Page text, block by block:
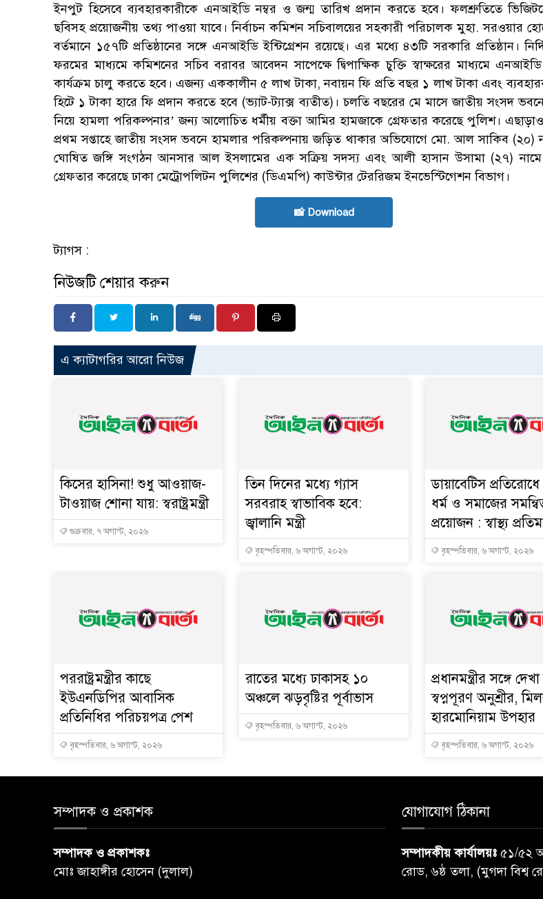
ইনপুট হিসেবে ব্যবহারকারীকে এনআইডি নম্বর ও জন্ম তারিখ প্রদান করতে হবে। ফলশ্রুতিতে
ছবিসহ প্রয়োজনীয় তথ্য পাওয়া যাবে। নির্বাচন কমিশন সচিবালয়ের সহকারী পরিচালক মুহা. সরওয়ার
বর্তমানে ১৫৭টি প্রতিষ্ঠানের সঙ্গে এনআইডি ইন্টিগ্রেশন রয়েছে। এর মধ্যে ৪৩টি সরকারি প্রতিষ্ঠান।
ফরমের মাধ্যমে কমিশনের সচিব বরাবর আবেদন সাপেক্ষে দ্বিপাক্ষিক চুক্তি স্বাক্ষরের মাধ্যমে এনআইডি
কার্যক্রম চালু করতে হবে। এজন্য এককালীন ৫ লাখ টাকা, নবায়ন ফি প্রতি বছর ১ লাখ টাকা এবং
হিটে ১ টাকা হারে ফি প্রদান করতে হবে (ভ্যাট-ট্যাক্স ব্যতীত)। চলতি বছরের মে মাসে জাতীয় সংসদ
নিয়ে হামলা পরিকল্পনার’ জন্য আলোচিত ধর্মীয় বক্তা আমির হামজাকে গ্রেফতার করেছে পুলিশ।
প্রথম সপ্তাহে জাতীয় সংসদ ভবনে হামলার পরিকল্পনায় জড়িত থাকার অভিযোগে মো. আল সাকিব (২০)
ঘোষিত জঙ্গি সংগঠন আনসার আল ইসলামের এক সক্রিয় সদস্য এবং আলী হাসান উসামা (২৭)
গ্রেফতার করেছে ঢাকা মেট্রোপলিটন পুলিশের (ডিএমপি) কাউন্টার টেররিজম ইনভেস্টিগেশন বিভাগ।
📸 Download
ট্যাগস :
নিউজটি শেয়ার করুন
এ ক্যাটাগরির আরো নিউজ
কিসের হাসিনা! শুধু আওয়াজ-
টাওয়াজ শোনা যায়: স্বরাষ্ট্রমন্ত্রী
শুক্রবার, ৭ অগাস্ট, ২০২৬
তিন দিনের মধ্যে গ্যাস
সরবরাহ স্বাভাবিক হবে:
জ্বালানি মন্ত্রী
বৃহস্পতিবার, ৬ অগাস্ট, ২০২৬
ডায়াবেটিস প্রতিরোধে
ধর্ম ও সমাজের
প্রয়োজন : স্বাস্থ্য
বৃহস্পতিবার, ৬ অগাস্ট, ২০২৬
পররাষ্ট্রমন্ত্রীর কা‌ছে
ইউএনডিপির আবাসিক
প্রতিনিধির পরিচয়পত্র পেশ
বৃহস্পতিবার, ৬ অগাস্ট, ২০২৬
রাতের মধ্যে ঢাকাসহ ১০
অঞ্চলে ঝড়বৃষ্টির পূর্বাভাস
বৃহস্পতিবার, ৬ অগাস্ট, ২০২৬
প্রধানমন্ত্রীর সঙ্গে
স্বপ্নপূরণ অনুশ্রীর,
হারমোনিয়াম উপহার
বৃহস্পতিবার, ৬ অগাস্ট, ২০২৬
সম্পাদক ও প্রকাশক
সম্পাদক ও প্রকাশকঃ
মোঃ জাহাঙ্গীর হোসেন (দুলাল)
যোগাযোগ ঠিকানা
সম্পাদকীয় কার্যালয়ঃ ৫১/৫২
রোড, ৬ষ্ঠ তলা, (মুগদা বিশ্ব